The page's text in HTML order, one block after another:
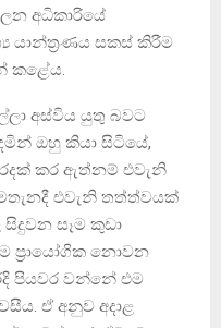
අධිකාරියේ
යාන්ත්‍රණය සකස් කිරීම
කළේය.
අස්විය යුතු බවට
ඔහු කියා සිටියේ,
කර ඇත්නම් එවැනි
එවැනි තත්ත්වයක්
සෑම කුඩා
ප්‍රායෝගික නොවන
පියවර වන්නේ එම
ඒ අනුව අදාළ